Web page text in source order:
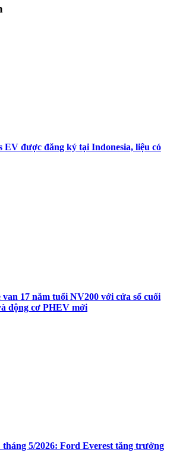
EV được đăng ký tại Indonesia, liệu có
van 17 năm tuổi NV200 với cửa sổ cuối
động cơ PHEV mới
tháng 5/2026: Ford Everest tăng trưởng